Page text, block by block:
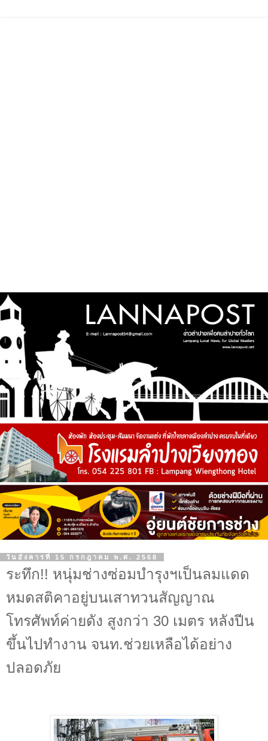
วันอังคารที่ 15 กรกฎาคม พ.ศ. 2568
ระทึก!! หนุ่มช่างซ่อมบำรุงฯเป็นลมแดด
หมดสติคาอยู่บนเสาทวนสัญญาณ
โทรศัพท์ค่ายดัง สูงกว่า 30 เมตร หลังปีน
ขึ้นไปทำงาน จนท.ช่วยเหลือได้อย่าง
ปลอดภัย